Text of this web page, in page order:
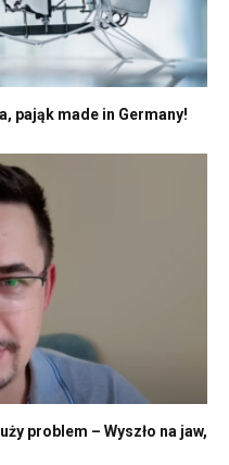
pająk made in Germany!
problem – Wyszło na jaw,